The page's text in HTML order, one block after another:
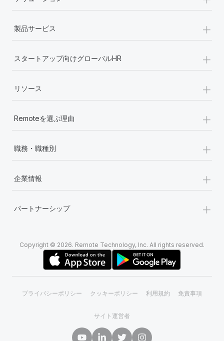
製品サービス +
スタートアップ向けグローバルHR +
リソース +
Remoteを選ぶ理由 +
職務・職種別 +
企業情報 +
パートナーシップ +
Copyright © 2026. Remote Technology, Inc. All rights reserved.
プライバシーポリシー クッキーポリシー 利用規約 免責事項
サイト運営者